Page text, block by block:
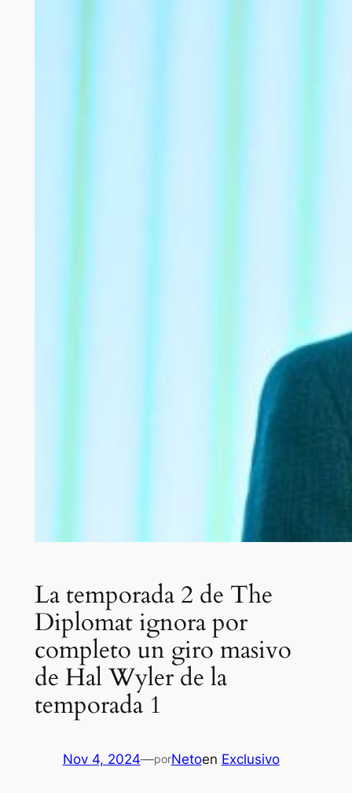
La temporada 2 de The
Diplomat ignora por
completo un giro masivo
de Hal Wyler de la
temporada 1
Nov 4, 2024—porNetoen Exclusivo